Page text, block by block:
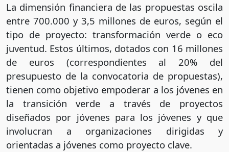
La dimensión financiera de las propuestas oscila
entre 700.000 y 3,5 millones de euros, según el
tipo de proyecto: transformación verde o eco
juventud. Estos últimos, dotados con 16 millones
de euros (correspondientes al 20% del
presupuesto de la convocatoria de propuestas),
tienen como objetivo empoderar a los jóvenes en
la transición verde a través de proyectos
diseñados por jóvenes para los jóvenes y que
involucran a organizaciones dirigidas y
orientadas a jóvenes como proyecto clave.